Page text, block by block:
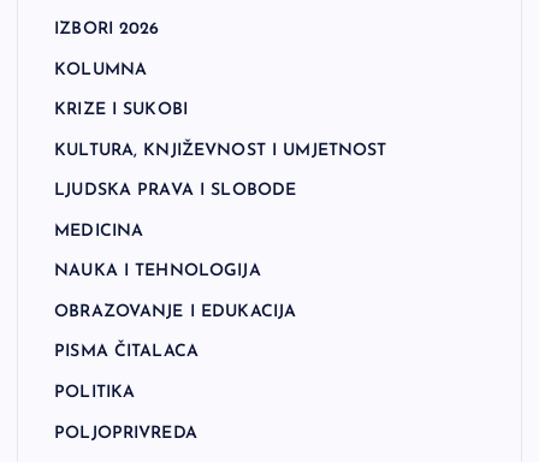
IZBORI 2026
KOLUMNA
KRIZE I SUKOBI
KULTURA, KNJIŽEVNOST I UMJETNOST
LJUDSKA PRAVA I SLOBODE
MEDICINA
NAUKA I TEHNOLOGIJA
OBRAZOVANJE I EDUKACIJA
PISMA ČITALACA
POLITIKA
POLJOPRIVREDA